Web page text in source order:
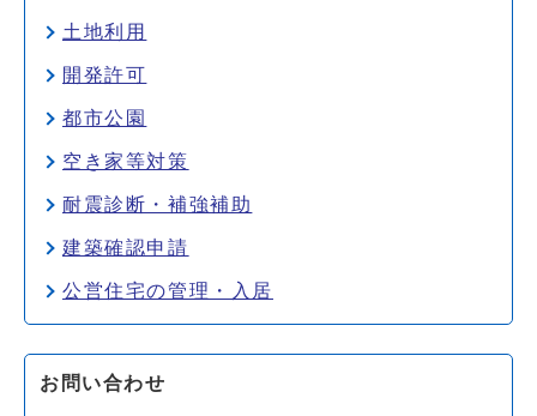
土地利用
開発許可
都市公園
空き家等対策
耐震診断・補強補助
建築確認申請
公営住宅の管理・入居
お問い合わせ